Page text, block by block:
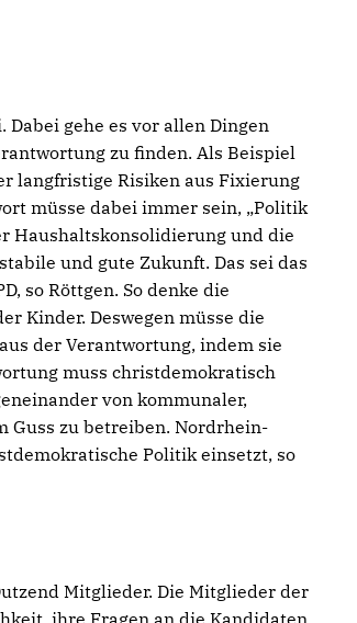
gehe es vor allen Dingen
zu finden. Als Beispiel
langfristige Risiken aus Fixierung
müsse dabei immer sein, „Politik
Haushaltskonsolidierung und die
und gute Zukunft. Das sei das
so Röttgen. So denke die
Kinder. Deswegen müsse die
der Verantwortung, indem sie
muss christdemokratisch
von kommunaler,
Guss zu betreiben. Nordrhein-
Politik einsetzt, so
Mitglieder. Die Mitglieder der
ihre Fragen an die Kandidaten